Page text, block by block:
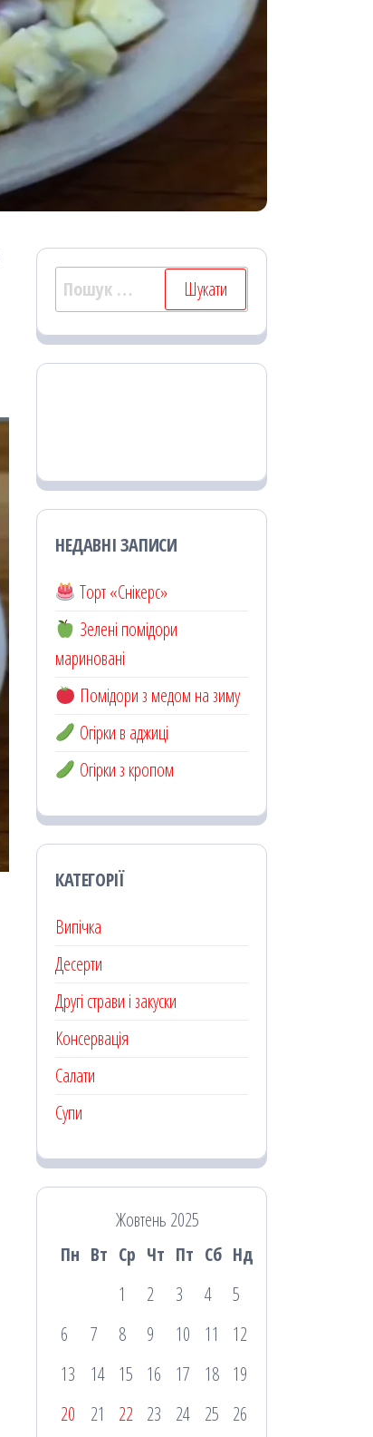
Пошук:
НЕДАВНІ ЗАПИСИ
Торт «Снікерс»
Зелені помідори
мариновані
Помідори з медом на зиму
Огірки в аджиці
Огірки з кропом
КАТЕГОРІЇ
Випічка
Десерти
Другі страви і закуски
Консервація
Салати
Супи
Жовтень 2025
Пн Вт Ср Чт Пт Сб Нд
1
2 3 4
5
6
7 8 9 10 11
12
13
14 15 16 17 18 19
20
21 22 23 24 25
26